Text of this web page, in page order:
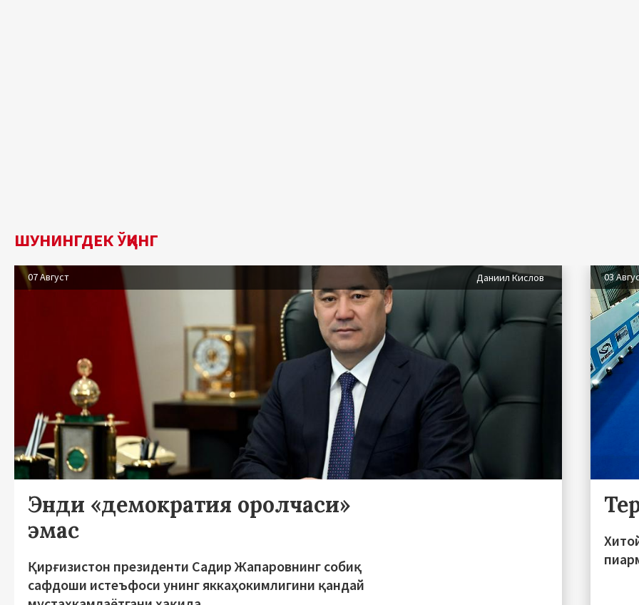
ШУНИНГДЕК ЎҚИНГ
07 Август Даниил Кислов
Энди «демократия оролчаси»
эмас
Қирғизистон президенти Садир Жапаровнинг собиқ
сафдоши истеъфоси унинг яккаҳокимлигини қандай
03